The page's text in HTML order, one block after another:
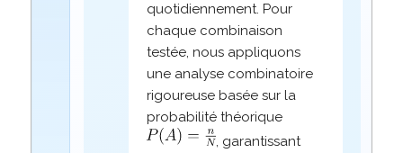
quotidiennement. Pour
chaque combinaison
testée, nous appliquons
une analyse combinatoire
rigoureuse basée sur la
probabilité théorique
, garantissant